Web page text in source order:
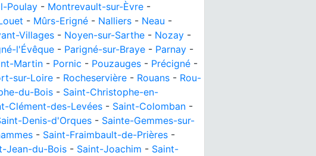
Poulay - Montrevault-sur-Èvre -
- Mûrs-Erigné - Nalliers - Neau -
Villages - Noyen-sur-Sarthe - Nozay -
l'Évêque - Parigné-sur-Braye - Parnay -
Martin - Pornic - Pouzauges - Précigné -
sur-Loire - Rocheservière - Rouans - Rou-
du-Bois - Saint-Christophe-en-
Clément-des-Levées - Saint-Colomban -
Denis-d'Orques - Sainte-Gemmes-sur-
- Saint-Fraimbault-de-Prières -
Jean-du-Bois - Saint-Joachim - Saint-